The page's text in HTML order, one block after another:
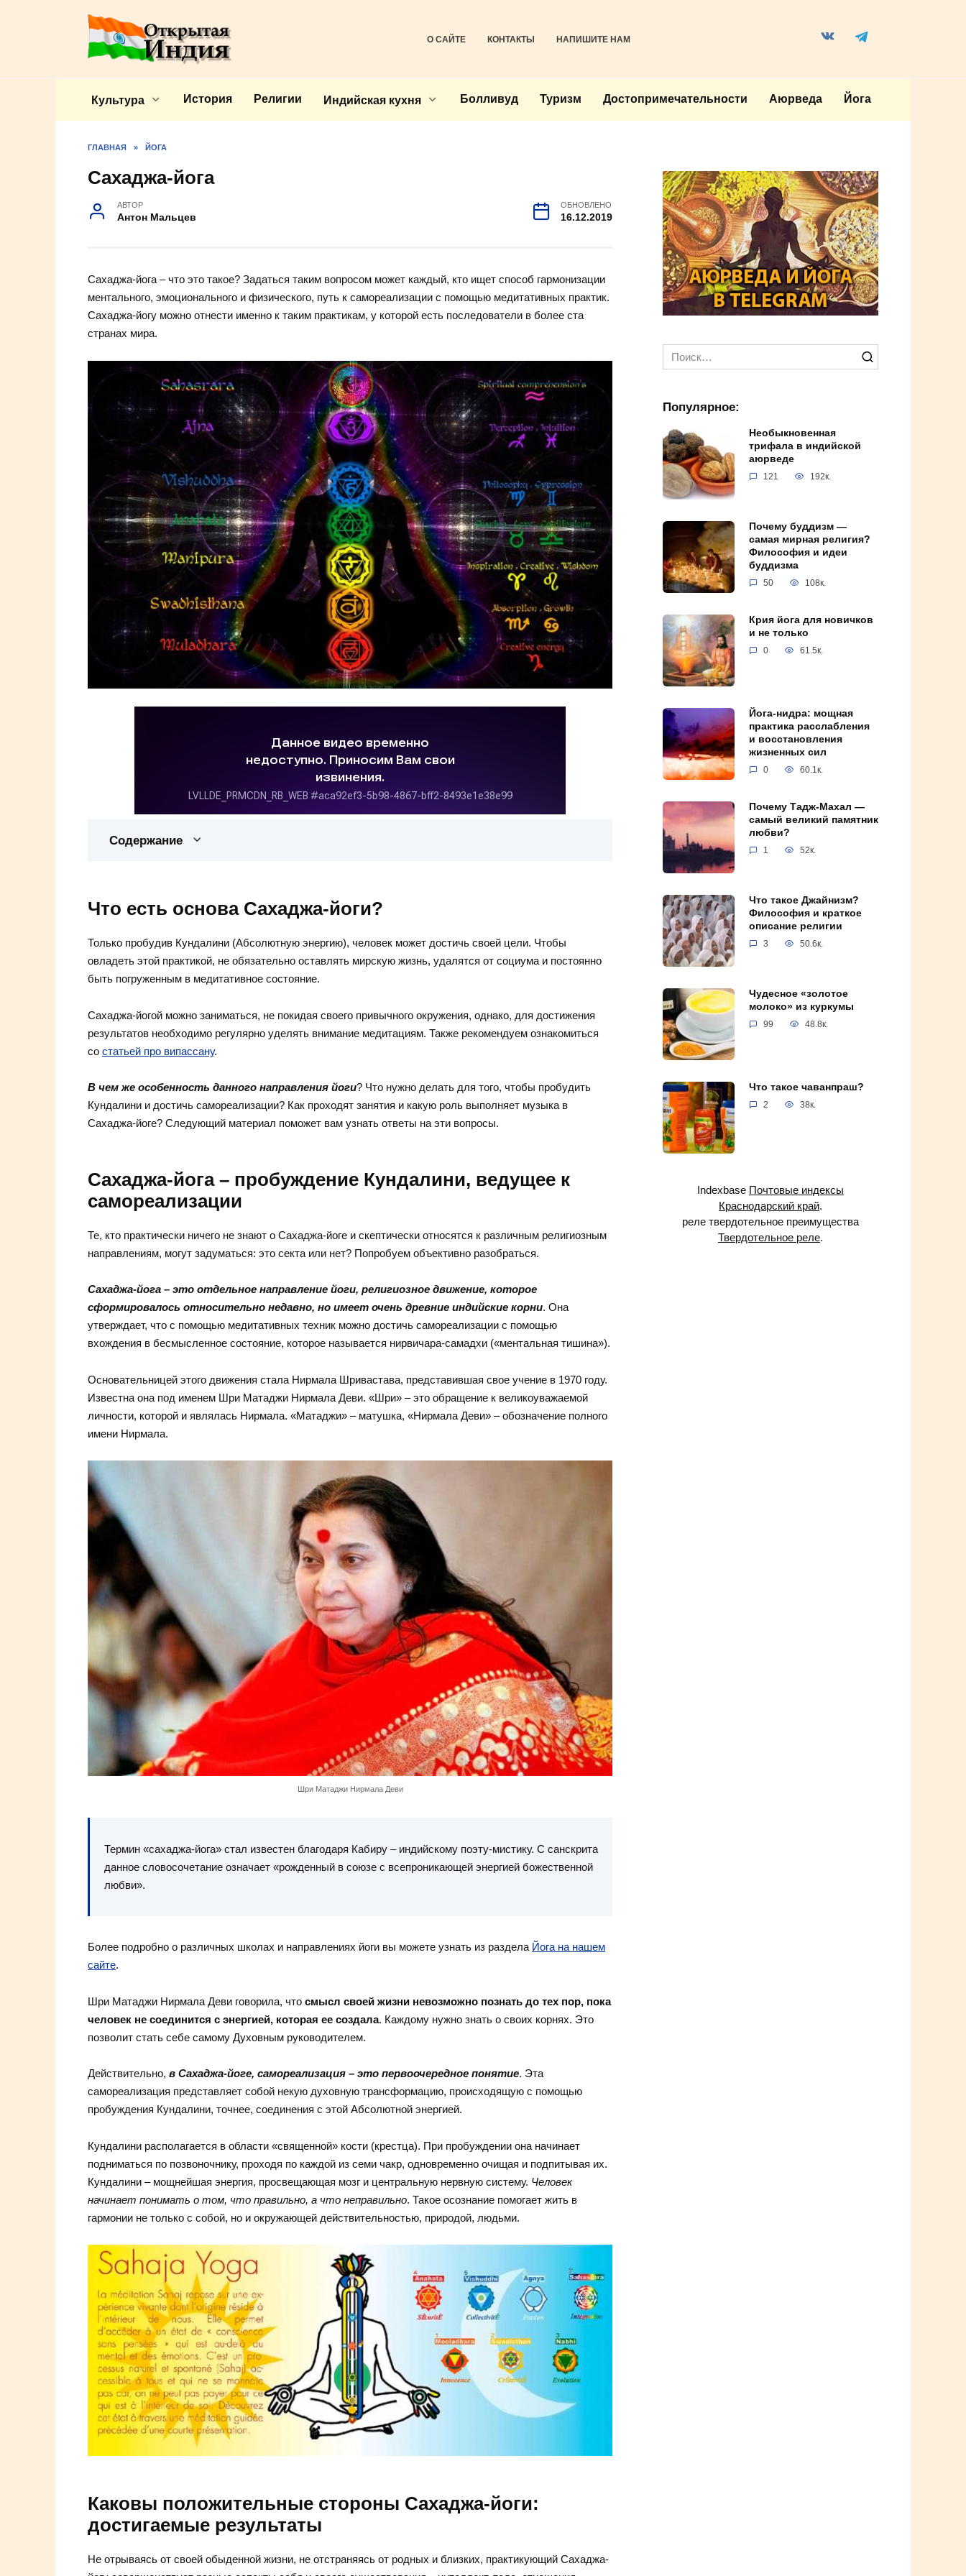
О САЙТЕ КОНТАКТЫ НАПИШИТЕ НАМ
Культура История Религии Индийская кухня Болливуд Туризм Достопримечательности Аюрведа Йога
ГЛАВНАЯ » ЙОГА
Сахаджа-йога
АВТОР
Антон Мальцев
ОБНОВЛЕНО
16.12.2019
Сахаджа-йога – что это такое? Задаться таким вопросом может каждый, кто ищет способ гармонизации
ментального, эмоционального и физического, путь к самореализации с помощью медитативных практик.
Сахаджа-йогу можно отнести именно к таким практикам, у которой есть последователи в более ста
странах мира.
Содержание
Что есть основа Сахаджа-йоги?
Только пробудив Кундалини (Абсолютную энергию), человек может достичь своей цели. Чтобы
овладеть этой практикой, не обязательно оставлять мирскую жизнь, удалятся от социума и постоянно
быть погруженным в медитативное состояние.
Сахаджа-йогой можно заниматься, не покидая своего привычного окружения, однако, для достижения
результатов необходимо регулярно уделять внимание медитациям. Также рекомендуем ознакомиться
со статьей про випассану.
В чем же особенность данного направления йоги? Что нужно делать для того, чтобы пробудить
Кундалини и достичь самореализации? Как проходят занятия и какую роль выполняет музыка в
Сахаджа-йоге? Следующий материал поможет вам узнать ответы на эти вопросы.
Сахаджа-йога – пробуждение Кундалини, ведущее к
самореализации
Те, кто практически ничего не знают о Сахаджа-йоге и скептически относятся к различным религиозным
направлениям, могут задуматься: это секта или нет? Попробуем объективно разобраться.
Сахаджа-йога – это отдельное направление йоги, религиозное движение, которое
сформировалось относительно недавно, но имеет очень древние индийские корни. Она
утверждает, что с помощью медитативных техник можно достичь самореализации с помощью
вхождения в бесмысленное состояние, которое называется нирвичара-самадхи («ментальная тишина»).
Основательницей этого движения стала Нирмала Шривастава, представившая свое учение в 1970 году.
Известна она под именем Шри Матаджи Нирмала Деви. «Шри» – это обращение к великоуважаемой
личности, которой и являлась Нирмала. «Матаджи» – матушка, «Нирмала Деви» – обозначение полного
имени Нирмала.
Шри Матаджи Нирмала Деви
Термин «сахаджа-йога» стал известен благодаря Кабиру – индийскому поэту-мистику. С санскрита
данное словосочетание означает «рожденный в союзе с всепроникающей энергией божественной
любви».
Более подробно о различных школах и направлениях йоги вы можете узнать из раздела Йога на нашем
сайте.
Шри Матаджи Нирмала Деви говорила, что смысл своей жизни невозможно познать до тех пор, пока
человек не соединится с энергией, которая ее создала. Каждому нужно знать о своих корнях. Это
позволит стать себе самому Духовным руководителем.
Действительно, в Сахаджа-йоге, самореализация – это первоочередное понятие. Эта
самореализация представляет собой некую духовную трансформацию, происходящую с помощью
пробуждения Кундалини, точнее, соединения с этой Абсолютной энергией.
Кундалини располагается в области «священной» кости (крестца). При пробуждении она начинает
подниматься по позвоночнику, проходя по каждой из семи чакр, одновременно очищая и подпитывая их.
Кундалини – мощнейшая энергия, просвещающая мозг и центральную нервную систему. Человек
начинает понимать о том, что правильно, а что неправильно. Такое осознание помогает жить в
гармонии не только с собой, но и окружающей действительностью, природой, людьми.
Каковы положительные стороны Сахаджа-йоги:
достигаемые результаты
Не отрываясь от своей обыденной жизни, не отстраняясь от родных и близких, практикующий Сахаджа-
Search
for:
Популярное:
Необыкновенная
трифала в индийской
аюрведе
121 192к.
Почему буддизм —
самая мирная религия?
Философия и идеи
буддизма
50 108к.
Крия йога для новичков
и не только
0 61.5к.
Йога-нидра: мощная
практика расслабления
и восстановления
жизненных сил
0 60.1к.
Почему Тадж-Махал —
самый великий памятник
любви?
1 52к.
Что такое Джайнизм?
Философия и краткое
описание религии
3 50.6к.
Чудесное «золотое
молоко» из куркумы
99 48.8к.
Что такое чаванпраш?
2 38к.
Indexbase Почтовые индексы
Краснодарский край.
реле твердотельное преимущества
Твердотельное реле.